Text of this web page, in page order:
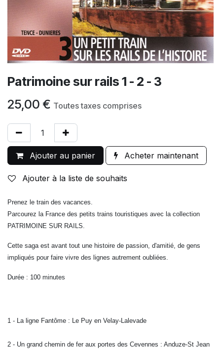
Patrimoine sur rails 1 - 2 - 3
25,00 € Toutes taxes comprises
Ajouter au panier Acheter maintenant
Ajouter à la liste de souhaits
Prenez le train des vacances.
Parcourez la France des petits trains touristiques avec la collection
PATRIMOINE SUR RAILS.
Cette saga est avant tout une histoire de passion, d'amitié, de gens
impliqués pour faire vivre des lignes autrement oubliées.
Durée : 100 minutes
1 - La ligne Fantôme : Le Puy en Velay-Lalevade
2 - Un grand chemin de fer aux portes des Cevennes : Anduze-St Jean